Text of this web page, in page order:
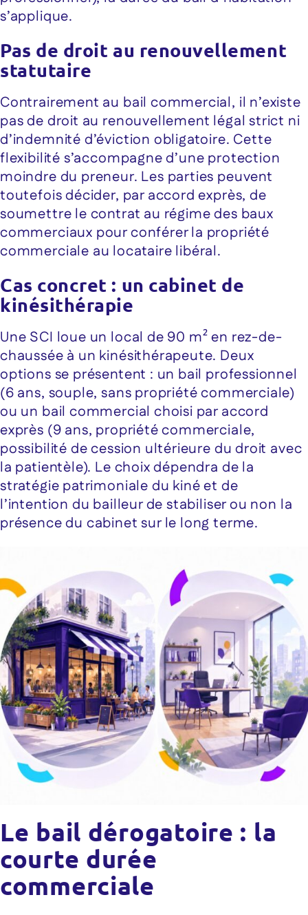
s’applique.
Pas de droit au renouvellement
statutaire
Contrairement au bail commercial, il n’existe
pas de droit au renouvellement légal strict ni
d’indemnité d’éviction obligatoire. Cette
flexibilité s’accompagne d’une protection
moindre du preneur. Les parties peuvent
toutefois décider, par accord exprès, de
soumettre le contrat au régime des baux
commerciaux pour conférer la propriété
commerciale au locataire libéral.
Cas concret : un cabinet de
kinésithérapie
Une SCI loue un local de 90 m² en rez-de-
chaussée à un kinésithérapeute. Deux
options se présentent : un bail professionnel
(6 ans, souple, sans propriété commerciale)
ou un bail commercial choisi par accord
exprès (9 ans, propriété commerciale,
possibilité de cession ultérieure du droit avec
la patientèle). Le choix dépendra de la
stratégie patrimoniale du kiné et de
l’intention du bailleur de stabiliser ou non la
présence du cabinet sur le long terme.
Le bail dérogatoire : la
courte durée
commerciale